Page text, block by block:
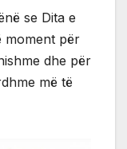
se Dita e
moment për
dhe për
më të